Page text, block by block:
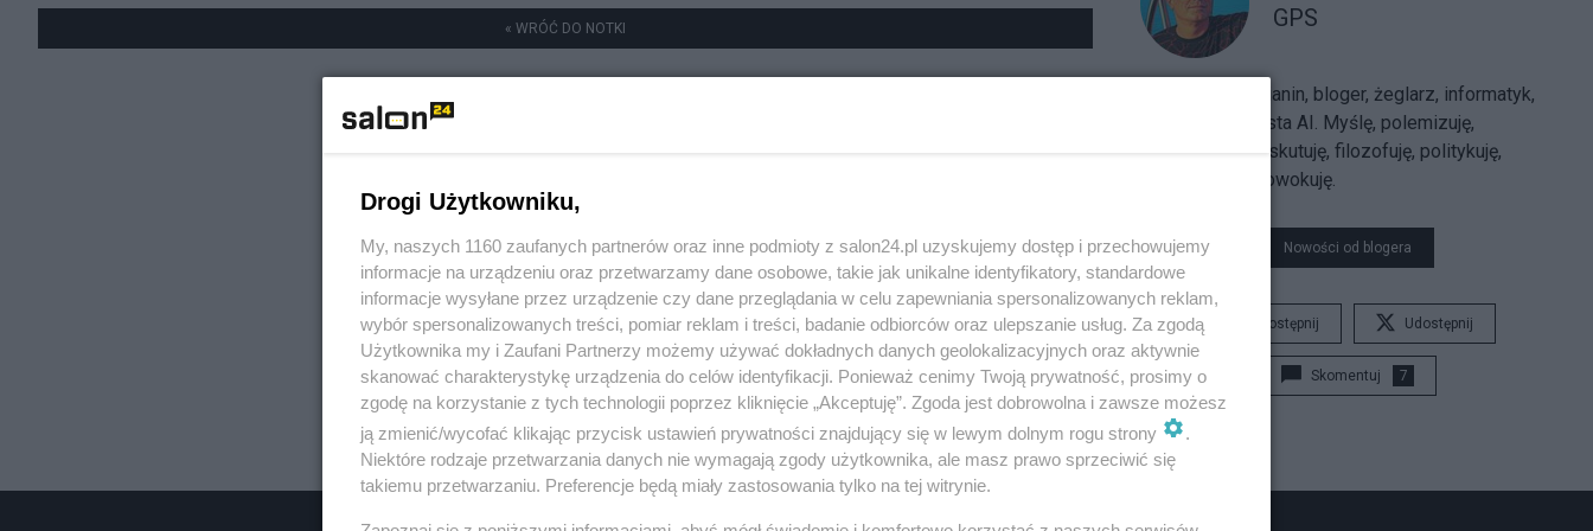
« WRÓĆ DO NOTKI GPS
Sarmatolibertarianin, bloger, żeglarz, informatyk,
trajkkarz, futurysta AI. Myślę, polemizuję,
argumentuję, dyskutuję, filozofuję, politykuję,
uzasadniam, prowokuję.
Nowości od blogera
Udostępnij Udostępnij
Skomentuj 7
Drogi Użytkowniku,
My, naszych 1160 zaufanych partnerów oraz inne podmioty z salon24.pl uzyskujemy dostęp i przechowujemy
informacje na urządzeniu oraz przetwarzamy dane osobowe, takie jak unikalne identyfikatory, standardowe
informacje wysyłane przez urządzenie czy dane przeglądania w celu zapewniania spersonalizowanych reklam,
wybór spersonalizowanych treści, pomiar reklam i treści, badanie odbiorców oraz ulepszanie usług. Za zgodą
Użytkownika my i Zaufani Partnerzy możemy używać dokładnych danych geolokalizacyjnych oraz aktywnie
skanować charakterystykę urządzenia do celów identyfikacji. Ponieważ cenimy Twoją prywatność, prosimy o
zgodę na korzystanie z tych technologii poprzez kliknięcie „Akceptuję”. Zgoda jest dobrowolna i zawsze możesz
ją zmienić/wycofać klikając przycisk ustawień prywatności znajdujący się w lewym dolnym rogu strony
.
Niektóre rodzaje przetwarzania danych nie wymagają zgody użytkownika, ale masz prawo sprzeciwić się
takiemu przetwarzaniu. Preferencje będą miały zastosowania tylko na tej witrynie.